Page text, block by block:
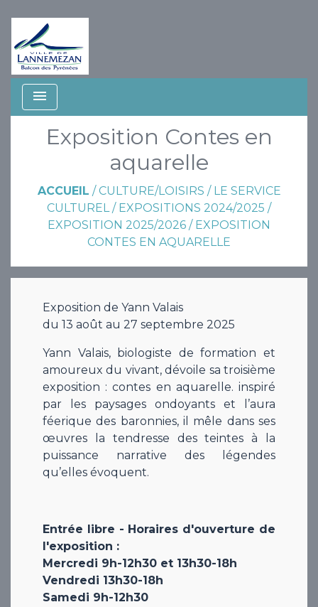
menu
Exposition Contes en
aquarelle
ACCUEIL /CULTURE/LOISIRS / LE SERVICE
CULTUREL/ EXPOSITIONS 2024/2025 /
EXPOSITION 2025/2026 / EXPOSITION
CONTES EN AQUARELLE
Exposition de Yann Valais
du 13 août au 27 septembre 2025
Yann Valais, biologiste de formation et
amoureux du vivant, dévoile sa troisième
exposition : contes en aquarelle. inspiré
par les paysages ondoyants et l’aura
féerique des baronnies, il mêle dans ses
œuvres la tendresse des teintes à la
puissance narrative des légendes
qu’elles évoquent.
Entrée libre - Horaires d'ouverture de
l'exposition :
Mercredi 9h-12h30 et 13h30-18h
Vendredi 13h30-18h
Samedi 9h-12h30